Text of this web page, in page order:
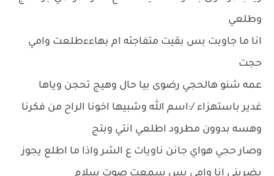
وطلعي
انا ما جاوبت بس بقيت متفاجئه ام بهاءءطلعت وامي
حجت
عمه شنو هالحجي رضوى بيا حال وهيج تحجن وياها
غدير باستهزاء /:اسم الله وشبيها اخونا الراح من فكرنا
وهسه بدوون مطرود اطلعي انتي وبتج
وصار حجي هواي جانن ناويات ع الشر واذا ما اطلع يجوز
يضربني انا وامي بس سمعت صوت سلام